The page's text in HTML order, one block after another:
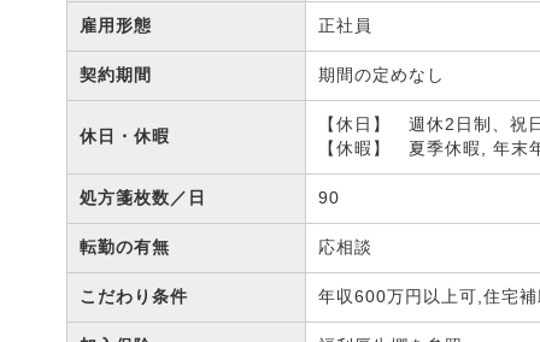
雇用形態 正社員
契約期間 期間の定めなし
休日・休暇
【休日】 週休2日制、祝
【休暇】 夏季休暇, 年末
処方箋枚数／日 90
転勤の有無 応相談
こだわり条件 年収600万円以上可,住宅